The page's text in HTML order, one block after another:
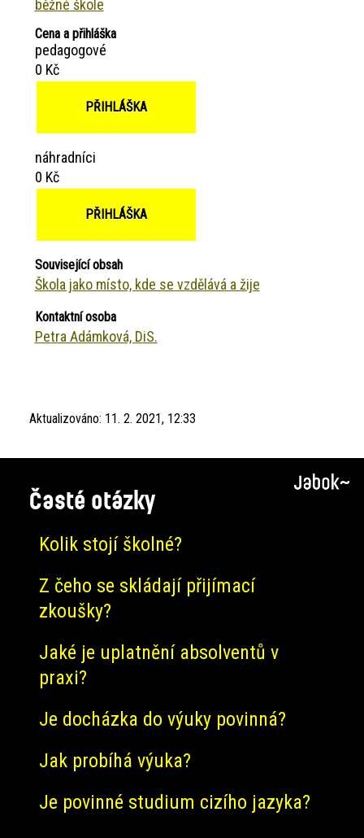
běžné škole
Cena a přihláška
pedagogové
0 Kč
PŘIHLÁŠKA
náhradníci
0 Kč
PŘIHLÁŠKA
Související obsah
Škola jako místo, kde se vzdělává a žije
Kontaktní osoba
Petra Adámková, DiS.
Aktualizováno: 11. 2. 2021, 12:33
Časté otázky
Kolik stojí školné?
Z čeho se skládají přijímací
zkoušky?
Jaké je uplatnění absolventů v
praxi?
Je docházka do výuky povinná?
Jak probíhá výuka?
Je povinné studium cizího jazyka?